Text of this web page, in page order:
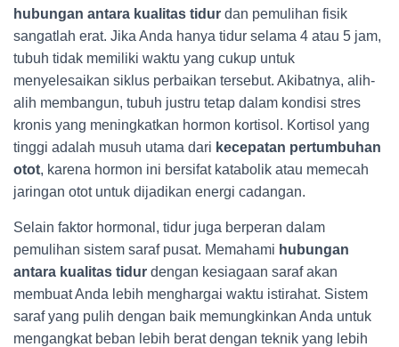
hubungan antara kualitas tidur dan pemulihan fisik
sangatlah erat. Jika Anda hanya tidur selama 4 atau 5 jam,
tubuh tidak memiliki waktu yang cukup untuk
menyelesaikan siklus perbaikan tersebut. Akibatnya, alih-
alih membangun, tubuh justru tetap dalam kondisi stres
kronis yang meningkatkan hormon kortisol. Kortisol yang
tinggi adalah musuh utama dari kecepatan pertumbuhan
otot, karena hormon ini bersifat katabolik atau memecah
jaringan otot untuk dijadikan energi cadangan.
Selain faktor hormonal, tidur juga berperan dalam
pemulihan sistem saraf pusat. Memahami hubungan
antara kualitas tidur dengan kesiagaan saraf akan
membuat Anda lebih menghargai waktu istirahat. Sistem
saraf yang pulih dengan baik memungkinkan Anda untuk
mengangkat beban lebih berat dengan teknik yang lebih